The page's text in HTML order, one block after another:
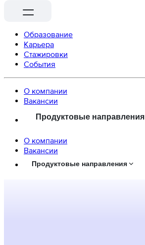
Образование
Карьера
Стажировки
События
О компании
Вaкансии
Продуктовые направления
О компании
Вaкансии
Продуктовые направления